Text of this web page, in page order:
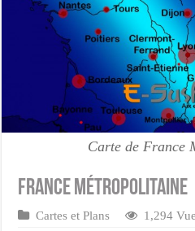
Carte de France
France métropolitaine
Cartes et Plans 1,294